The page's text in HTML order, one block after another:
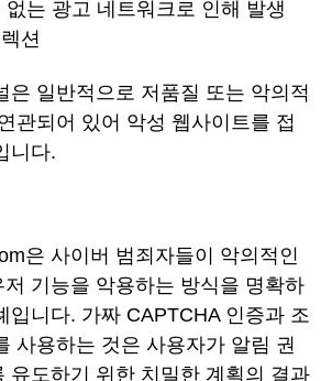
없는 광고 네트워크로 인해 발생
션
은 일반적으로 저품질 또는 악의적
관되어 있어 악성 웹사이트를 접
니다.
은 사이버 범죄자들이 악의적인
기능을 악용하는 방식을 명확하
입니다. 가짜 CAPTCHA 인증과 조
사용하는 것은 사용자가 알림 권
유도하기 위한 치밀한 계획의 결과